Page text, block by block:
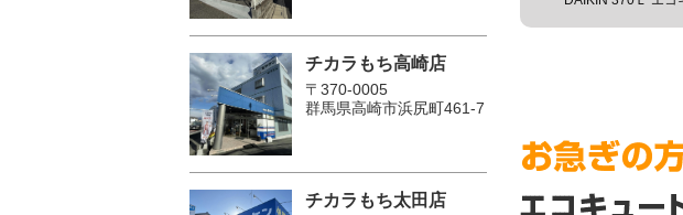
チカラもち高崎店
〒370-0005
群馬県高崎市浜尻町461-7
チカラもち太田店